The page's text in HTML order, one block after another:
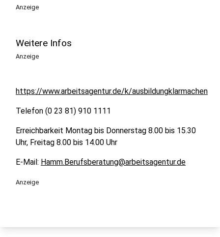
Anzeige
Weitere Infos
Anzeige
https://www.arbeitsagentur.de/k/ausbildungklarmachen
Telefon (0 23 81) 910 1111
Erreichbarkeit Montag bis Donnerstag 8.00 bis 15.30
Uhr, Freitag 8.00 bis 14.00 Uhr
E-Mail: Hamm.Berufsberatung@arbeitsagentur.de
Anzeige